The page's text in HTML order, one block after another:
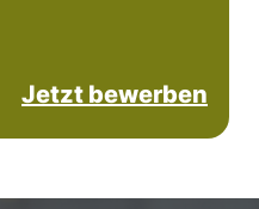
Jetzt bewerben